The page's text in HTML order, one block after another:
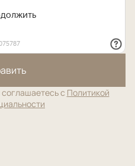
с Политикой